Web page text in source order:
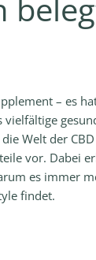
– es
Welt der
vor. Dabei
es immer
findet.